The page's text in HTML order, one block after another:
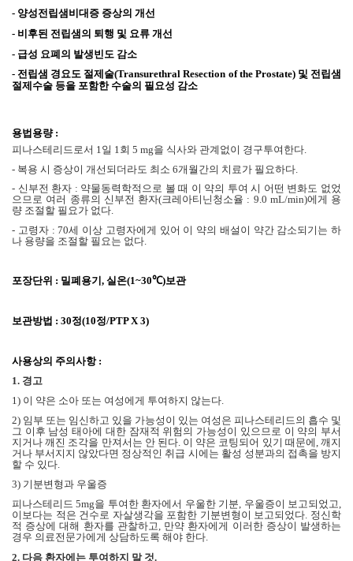
- 양성전립샘비대증 증상의 개선
- 비후된 전립샘의 퇴행 및 요류 개선
- 급성 요폐의 발생빈도 감소
- 전립샘 경요도 절제술(Transurethral Resection of the Prostate) 및 전립샘
절제수술 등을 포함한 수술의 필요성 감소
용법용량:
피나스테리드로서 1 일 1 회 5 mg을 식사와 관계없이 경구투여한다
- 복용 시 증상이 개선되더라도 최소 6개월간의 치료가 필요하다
- 신부전 환자 : 약물동력학적으로 볼 때 이 약의 투여 시 어떤 변화도 없었
으므로 여러 종류의 신부전 환자(크레아티닌청소율 : 9.0 mL/min)에게 용
량 조절할 필요가 없다.
- 고령자: 70세 이상 고령자에게 있어 이 약의 배설이 약간 감소되기는 하
나 용량을 조절할 필요는 없다
포장단위 : 밀폐용기 , 실온(1~30℃)보관
보관방법 : 30정(10정/PTP X 3)
사용상의 주의사항:
1. 경고
1) 이 약은 소아 또는 여성에게 투여하지 않는다.
2) 임부 또는 임신하고 있을 가능성이 있는 여성은 피나스테리드의 흡수 및
그 이후 남성 태아에 대한 잠재적 위험의 가능성이 있으므로 이 약의 부서
지거나 깨진 조각을 만져서는 안 된다. 이 약은 코팅되어 있기 때문에 ,깨지
거나 부서지지 않았다면 정상적인 취급 시에는 활성 성분과의 접촉을 방지
할 수 있다
3) 기분변형과 우울증
피나스테리드 5mg을 투여한 환자에서 우울한 기분, 우울증이 보고되었고,
이보다는 적은 건수로 자살생각을 포함한 기분변형이 보고되었다. 정신학
적 증상에 대해 환자를 관찰하고, 만약 환자에게 이러한 증상이 발생하는
경우 의료전문가에게 상담하도록 해야 한다.
2. 다음 환자에는 투여하지 말 것.